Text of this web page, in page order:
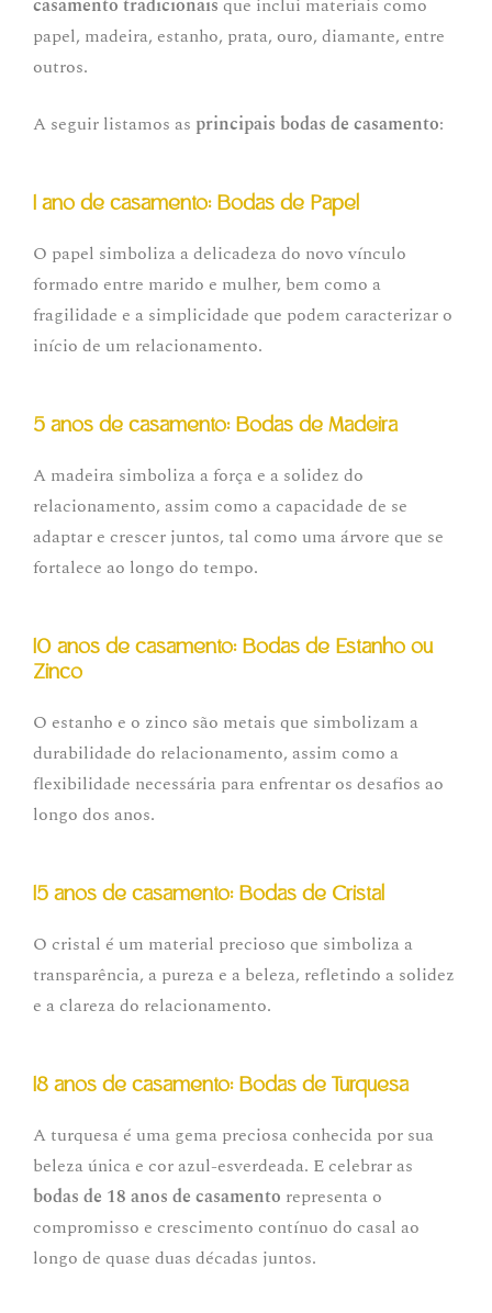
casamento tradicionais que inclui materiais como
papel, madeira, estanho, prata, ouro, diamante, entre
outros.
A seguir listamos as principais bodas de casamento:
1 ano de casamento: Bodas de Papel
O papel simboliza a delicadeza do novo vínculo
formado entre marido e mulher, bem como a
fragilidade e a simplicidade que podem caracterizar o
início de um relacionamento.
5 anos de casamento: Bodas de Madeira
A madeira simboliza a força e a solidez do
relacionamento, assim como a capacidade de se
adaptar e crescer juntos, tal como uma árvore que se
fortalece ao longo do tempo.
10 anos de casamento: Bodas de Estanho ou
Zinco
O estanho e o zinco são metais que simbolizam a
durabilidade do relacionamento, assim como a
flexibilidade necessária para enfrentar os desafios ao
longo dos anos.
15 anos de casamento: Bodas de Cristal
O cristal é um material precioso que simboliza a
transparência, a pureza e a beleza, refletindo a solidez
e a clareza do relacionamento.
18 anos de casamento: Bodas de Turquesa
A turquesa é uma gema preciosa conhecida por sua
beleza única e cor azul-esverdeada. E celebrar as
bodas de 18 anos de casamento representa o
compromisso e crescimento contínuo do casal ao
longo de quase duas décadas juntos.